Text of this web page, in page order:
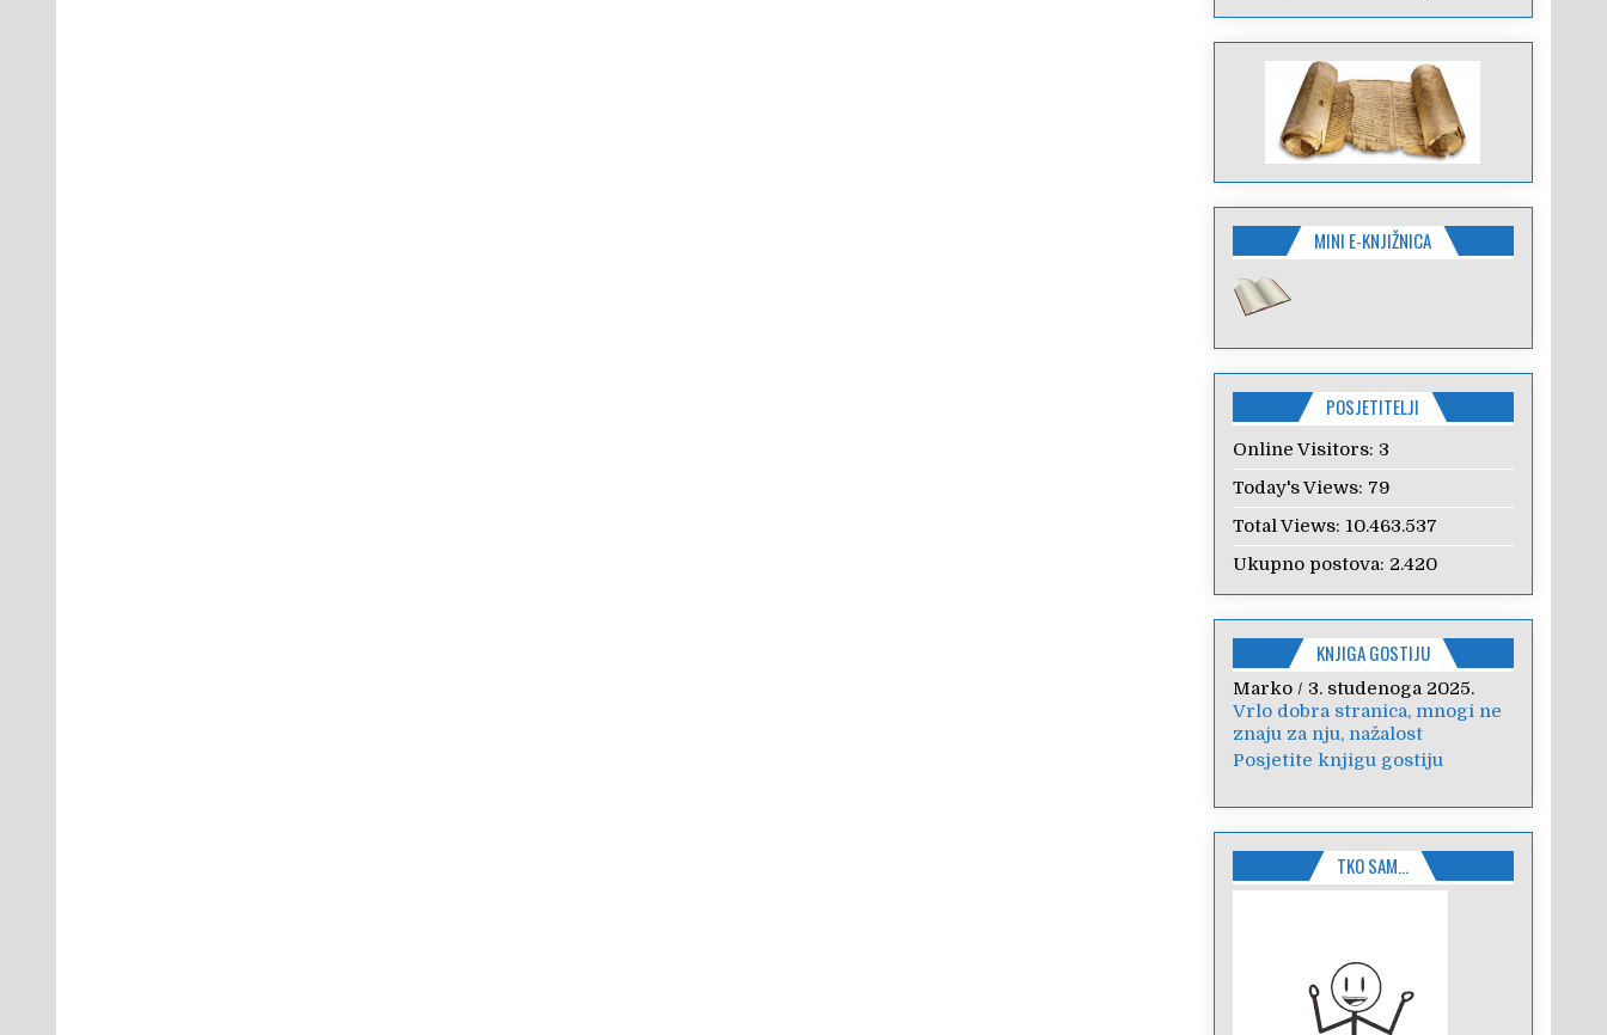
MINI E-KNJIŽNICA
POSJETITELJI
Online Visitors: 3
Today's Views: 79
Total Views: 10.463.537
Ukupno postova: 2.420
KNJIGA GOSTIJU
Marko/ 3. studenoga 2025.
Vrlo dobra stranica, mnogi ne
znaju za nju, nažalost
Anica/ 7. veljače 2024.
Poštovanje, draga kolegice!
Hvala Vam na nesebičnom
radu i promoviranju...
TKO SAM…